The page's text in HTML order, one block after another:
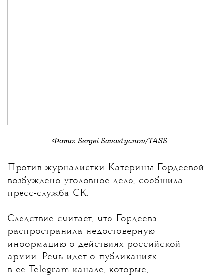
Фото: Sergei Savostyanov/TASS
Против журналистки Катерины Гордеевой
возбуждено уголовное дело, сообщила
пресс-служба СК.
Следствие считает, что Гордеева
распространила недостоверную
информацию о действиях российской
армии. Речь идет о публикациях
в ее Telegram-канале, которые,